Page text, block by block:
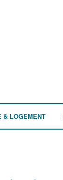
& LOGEMENT